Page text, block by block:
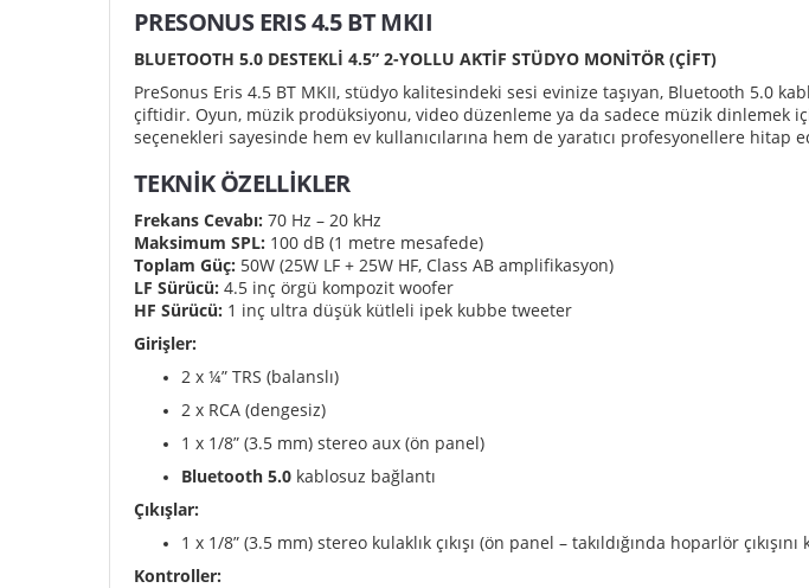
PRESONUS ERIS 4.5 BT MKII
BLUETOOTH 5.0 DESTEKLİ 4.5” 2-YOLLU AKTİF STÜDYO MONİTÖR (ÇİFT)
PreSonus Eris 4.5 BT MKII, stüdyo kalitesindeki sesi evinize taşıyan, Bluetooth 5.0
çiftidir. Oyun, müzik prodüksiyonu, video düzenleme ya da sadece müzik dinlemek
seçenekleri sayesinde hem ev kullanıcılarına hem de yaratıcı profesyonellere hitap
TEKNİK ÖZELLİKLER
Frekans Cevabı: 70 Hz – 20 kHz
Maksimum SPL: 100 dB (1 metre mesafede)
Toplam Güç: 50W (25W LF + 25W HF, Class AB amplifikasyon)
LF Sürücü: 4.5 inç örgü kompozit woofer
HF Sürücü: 1 inç ultra düşük kütleli ipek kubbe tweeter
Girişler:
2 x ¼” TRS (balanslı)
2 x RCA (dengesiz)
1 x 1/8” (3.5 mm) stereo aux (ön panel)
Bluetooth 5.0 kablosuz bağlantı
Çıkışlar:
1 x 1/8” (3.5 mm) stereo kulaklık çıkışı (ön panel – takıldığında hoparlör çıkışını
Kontroller: